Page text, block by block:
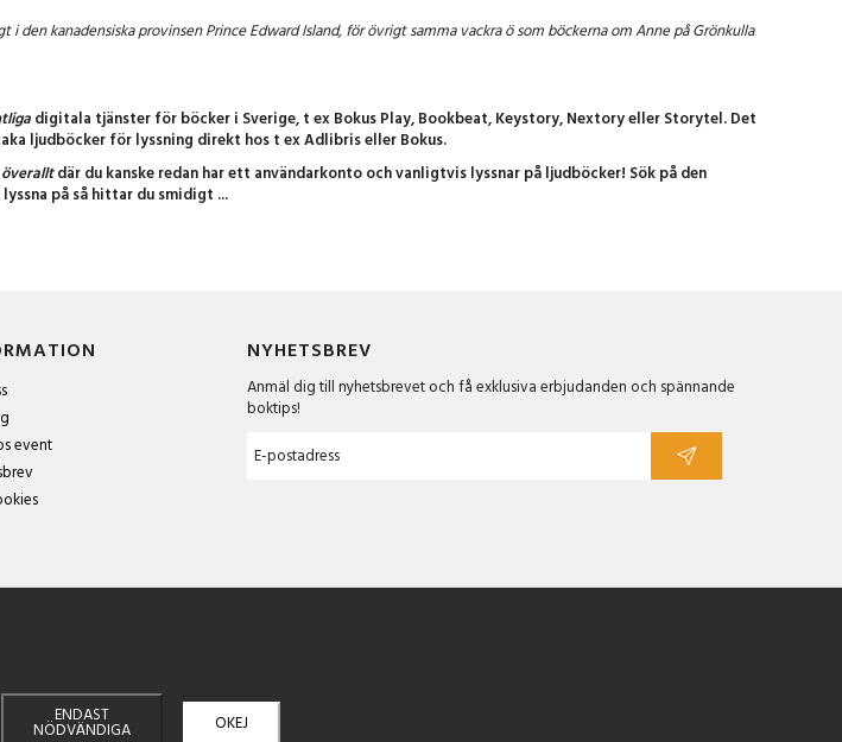
i den kanadensiska provinsen Prince Edward Island, för övrigt samma vackra ö som böckerna om Anne på Grönkulla
digitala tjänster för böcker i Sverige, t ex Bokus Play, Bookbeat, Keystory, Nextory eller Storytel. Det
ljudböcker för lyssning direkt hos t ex Adlibris eller Bokus.
överalltdär du kanske redan har ett användarkonto och vanligtvis lyssnar på ljudböcker! Sök på den
på så hittar du smidigt ...
event
NYHETSBREV
Anmäl dig till nyhetsbrevet och få exklusiva erbjudanden och spännande
boktips!
Wikinggruppen
ENDAST
NÖDVÄNDIGA OKEJ